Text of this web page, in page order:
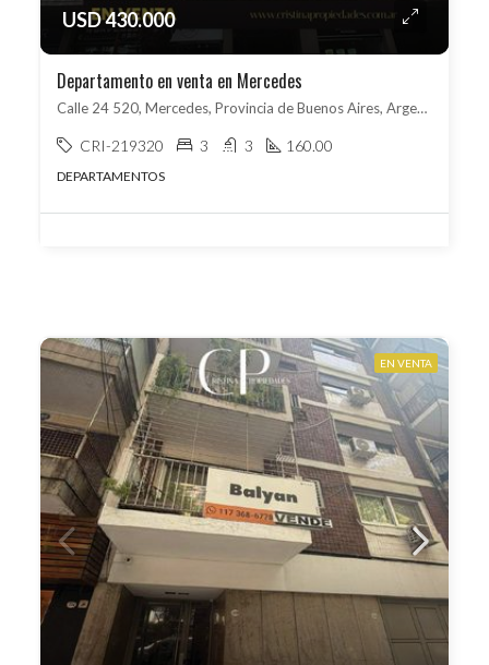
USD 430.000
Departamento en venta en Mercedes
Calle 24 520, Mercedes, Provincia de Buenos Aires, Argentina, Mercedes, Mercedes
CRI-219320 3 3 160.00
DEPARTAMENTOS
EN VENTA